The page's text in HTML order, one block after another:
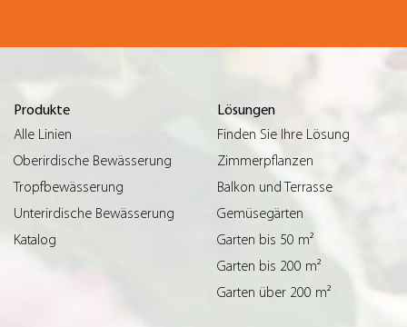
Produkte
Alle Linien
Oberirdische Bewässerung
Tropfbewässerung
Unterirdische Bewässerung
Katalog
Lösungen
Finden Sie Ihre Lösung
Zimmerpflanzen
Balkon und Terrasse
Gemüsegärten
Garten bis 50 m²
Garten bis 200 m²
Garten über 200 m²